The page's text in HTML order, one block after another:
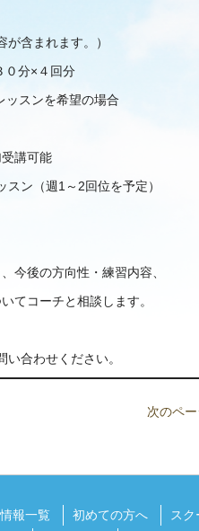
含まれます。）
分×４回分
ッスンを希望の場合
講可能
ン（週1～2回位を予定）
今後の方向性・練習内容、
てコーチと相談します。
合わせください。
次のペ
報一覧 初めての方へ スク